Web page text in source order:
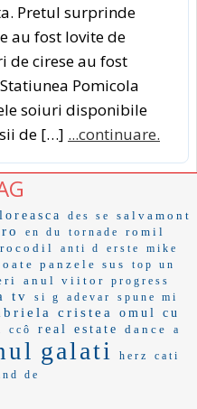
Pretul surprinde
au fost lovite de
de cirese au fost
Pomicola
soiuri disponibile
de […] ...continuare.
des se salvamont
en du tornade
romil
anti d erste
mike
panzele sus
top un
anul viitor progress
tv si g adevar spune mi
cristea omul cu
ccô real estate dance a
galati herz
cati
de